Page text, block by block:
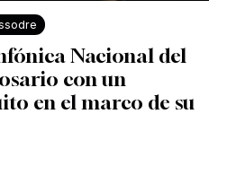
Nacional del
con un
en el marco de su